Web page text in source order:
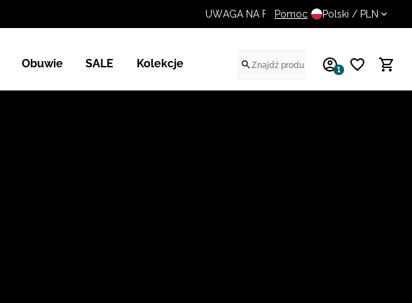
UWAGA NA FAŁSZYWE
Pomoc Polski / PLN
Obuwie SALE Kolekcje 1